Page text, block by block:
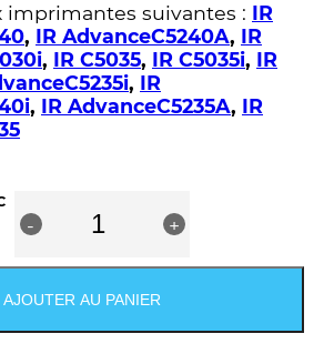
imprimantes suivantes : IR
, IR AdvanceC5240A, IR
, IR C5035, IR C5035i, IR
, IR
, IR AdvanceC5235A, IR
-
de
toner
+
AJOUTER AU PANIER